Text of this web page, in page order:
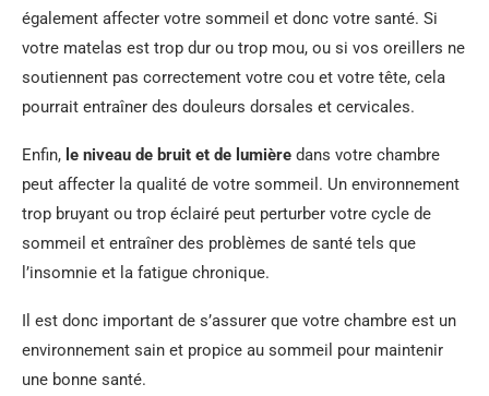
également affecter votre sommeil et donc votre santé. Si
votre matelas est trop dur ou trop mou, ou si vos oreillers ne
soutiennent pas correctement votre cou et votre tête, cela
pourrait entraîner des douleurs dorsales et cervicales.
Enfin, le niveau de bruit et de lumière dans votre chambre
peut affecter la qualité de votre sommeil. Un environnement
trop bruyant ou trop éclairé peut perturber votre cycle de
sommeil et entraîner des problèmes de santé tels que
l’insomnie et la fatigue chronique.
Il est donc important de s’assurer que votre chambre est un
environnement sain et propice au sommeil pour maintenir
une bonne santé.